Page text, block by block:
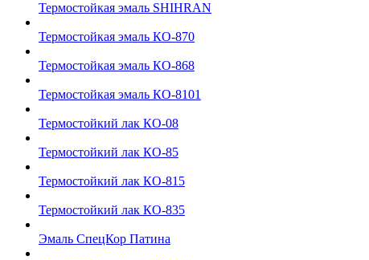
Термостойкая эмаль SHIHRAN
Термостойкая эмаль КО-870
Термостойкая эмаль КО-868
Термостойкая эмаль КО-8101
Термостойкий лак КО-08
Термостойкий лак КО-85
Термостойкий лак КО-815
Термостойкий лак КО-835
Эмаль СпецКор Патина